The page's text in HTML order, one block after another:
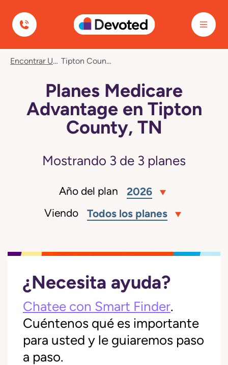
Devoted Health
Encontrar Un Plan Tipton County, TN
Planes Medicare
Advantage en Tipton
County, TN
Mostrando 3 de 3 planes
Año del plan 2026
Viendo Todos los planes
¿Necesita ayuda?
Chatee con Smart Finder.
Cuéntenos qué es importante
para usted y le guiaremos paso
a paso.